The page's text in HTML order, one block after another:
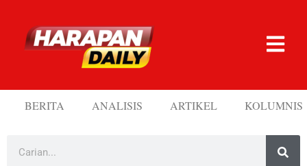
BERITA ANALISIS ARTIKEL KOLUMNIS